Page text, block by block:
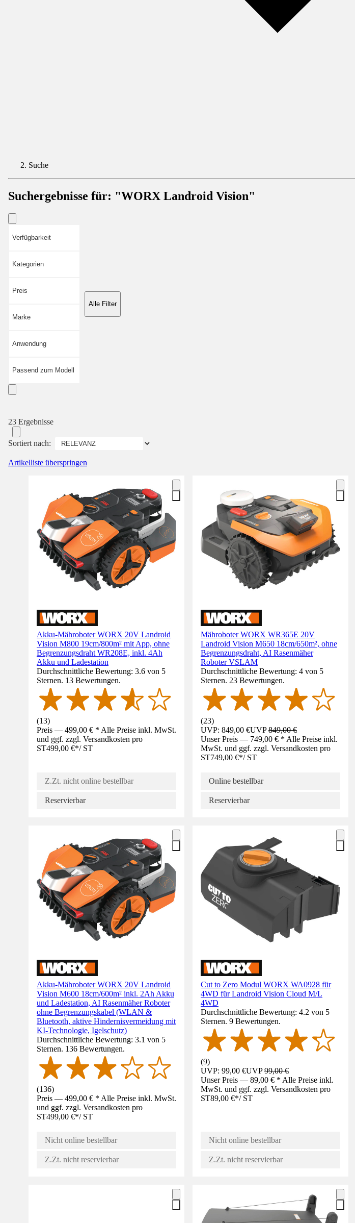
Suche
Suchergebnisse für: "WORX Landroid Vision"
Verfügbarkeit
Kategorien
Preis
Marke
Anwendung
Passend zum Modell
Alle Filter
23 Ergebnisse
Sortiert nach:
Artikelliste überspringen
Akku-Mähroboter WORX 20V Landroid
Vision M800 19cm/800m² mit App, ohne
Begrenzungsdraht WR208E, inkl. 4Ah
Akku und Ladestation
Durchschnittliche Bewertung: 3.6 von 5
Sternen. 13 Bewertungen.
(13)
Preis — 499,00 € * Alle Preise inkl. MwSt.
und ggf. zzgl. Versandkosten pro
ST499,00 €*/ ST
Z.Zt. nicht online bestellbar
Reservierbar
Mähroboter WORX WR365E 20V
Landroid Vision M650 18cm/650m², ohne
Begrenzungsdraht, AI Rasenmäher
Roboter VSLAM
Durchschnittliche Bewertung: 4 von 5
Sternen. 23 Bewertungen.
(23)
UVP: 849,00 €UVP849,00 €
Unser Preis — 749,00 € * Alle Preise inkl.
MwSt. und ggf. zzgl. Versandkosten pro
ST749,00 €*/ ST
Online bestellbar
Reservierbar
Akku-Mähroboter WORX 20V Landroid
Vision M600 18cm/600m² inkl. 2Ah Akku
und Ladestation, AI Rasenmäher Roboter
ohne Begrenzungskabel (WLAN &
Bluetooth, aktive Hindernisvermeidung mit
KI-Technologie, Igelschutz)
Durchschnittliche Bewertung: 3.1 von 5
Sternen. 136 Bewertungen.
(136)
Preis — 499,00 € * Alle Preise inkl. MwSt.
und ggf. zzgl. Versandkosten pro
ST499,00 €*/ ST
Nicht online bestellbar
Z.Zt. nicht reservierbar
Cut to Zero Modul WORX WA0928 für
4WD für Landroid Vision Cloud M/L
4WD
Durchschnittliche Bewertung: 4.2 von 5
Sternen. 9 Bewertungen.
(9)
UVP: 99,00 €UVP99,00 €
Unser Preis — 89,00 € * Alle Preise inkl.
MwSt. und ggf. zzgl. Versandkosten pro
ST89,00 €*/ ST
Nicht online bestellbar
Z.Zt. nicht reservierbar